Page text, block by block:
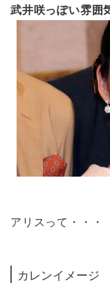
武井咲っぽい雰囲
アリスって・・・
カレンイメージ